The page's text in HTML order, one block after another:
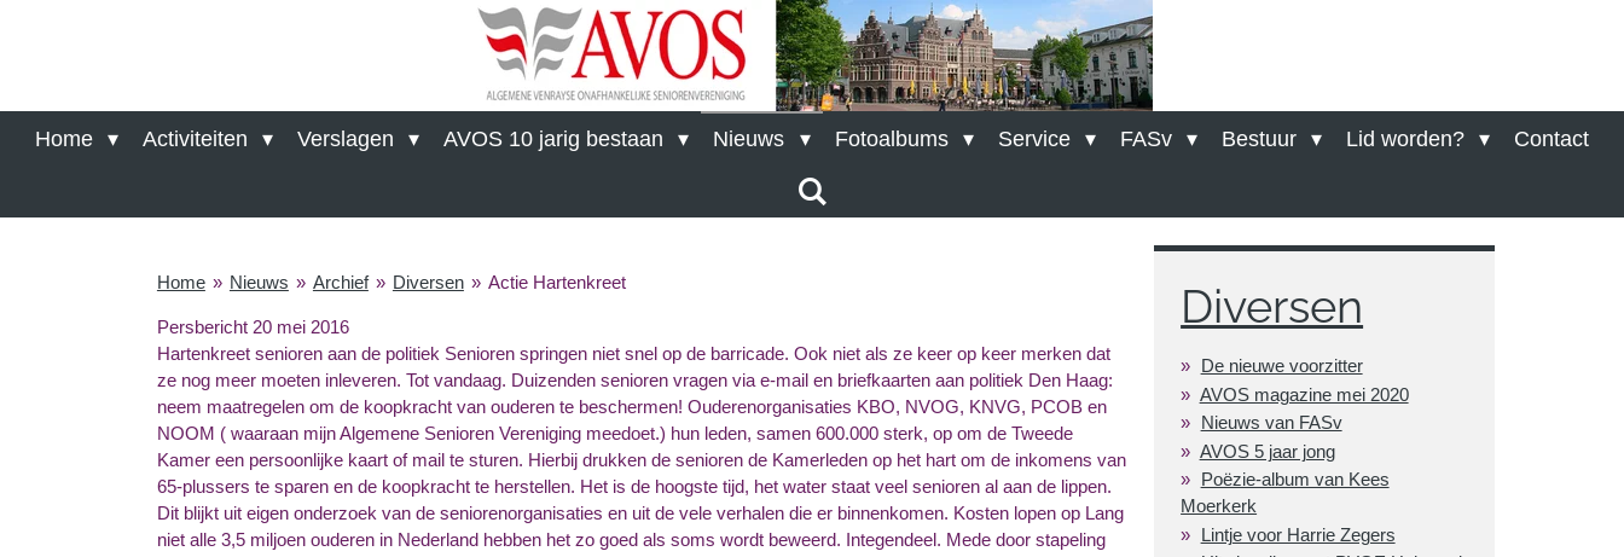
hoofdinhoud
Home Activiteiten Verslagen AVOS 10 jarig bestaan Nieuws Fotoalbums Service FASv Bestuur Lid worden? Contact
Home » Nieuws » Archief » Diversen » Actie Hartenkreet
Persbericht 20 mei 2016
Hartenkreet senioren aan de politiek Senioren springen niet snel op de barricade. Ook niet als ze keer op keer merken dat
ze nog meer moeten inleveren. Tot vandaag. Duizenden senioren vragen via e-mail en briefkaarten aan politiek Den Haag:
neem maatregelen om de koopkracht van ouderen te beschermen! Ouderenorganisaties KBO, NVOG, KNVG, PCOB en
NOOM ( waaraan mijn Algemene Senioren Vereniging meedoet.) hun leden, samen 600.000 sterk, op om de Tweede
Kamer een persoonlijke kaart of mail te sturen. Hierbij drukken de senioren de Kamerleden op het hart om de inkomens van
65-plussers te sparen en de koopkracht te herstellen. Het is de hoogste tijd, het water staat veel senioren al aan de lippen.
Dit blijkt uit eigen onderzoek van de seniorenorganisaties en uit de vele verhalen die er binnenkomen. Kosten lopen op Lang
niet alle 3,5 miljoen ouderen in Nederland hebben het zo goed als soms wordt beweerd. Integendeel. Mede door stapeling
Diversen
De nieuwe voorzitter
AVOS magazine mei 2020
Nieuws van FASv
AVOS 5 jaar jong
Poëzie-album van Kees
Moerkerk
Lintje voor Harrie Zegers